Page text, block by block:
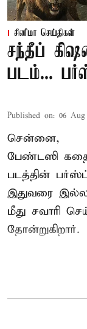
சினிமா செய்திகள்
சந்தீப்
படம்...
Published on: 06 Aug
சென்னை,
பேண்டஸி
படத்தின்
இதுவரை
மீது சவாரி
தோன்றுகிறார்.